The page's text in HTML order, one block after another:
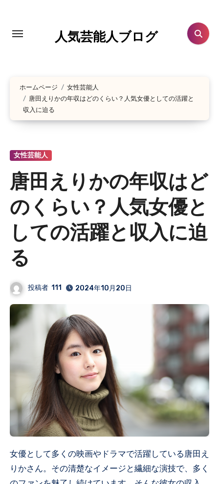
人気芸能人ブログ
ホームページ
女性芸能人
唐田えりかの年収はどのくらい？人気女優としての活躍と
収入に迫る
女性芸能人
唐田えりかの年収はど
のくらい？人気女優と
しての活躍と収入に迫
る
投稿者 111 2024年10月20日
女優として多くの映画やドラマで活躍している唐田え
りかさん。その清楚なイメージと繊細な演技で、多く